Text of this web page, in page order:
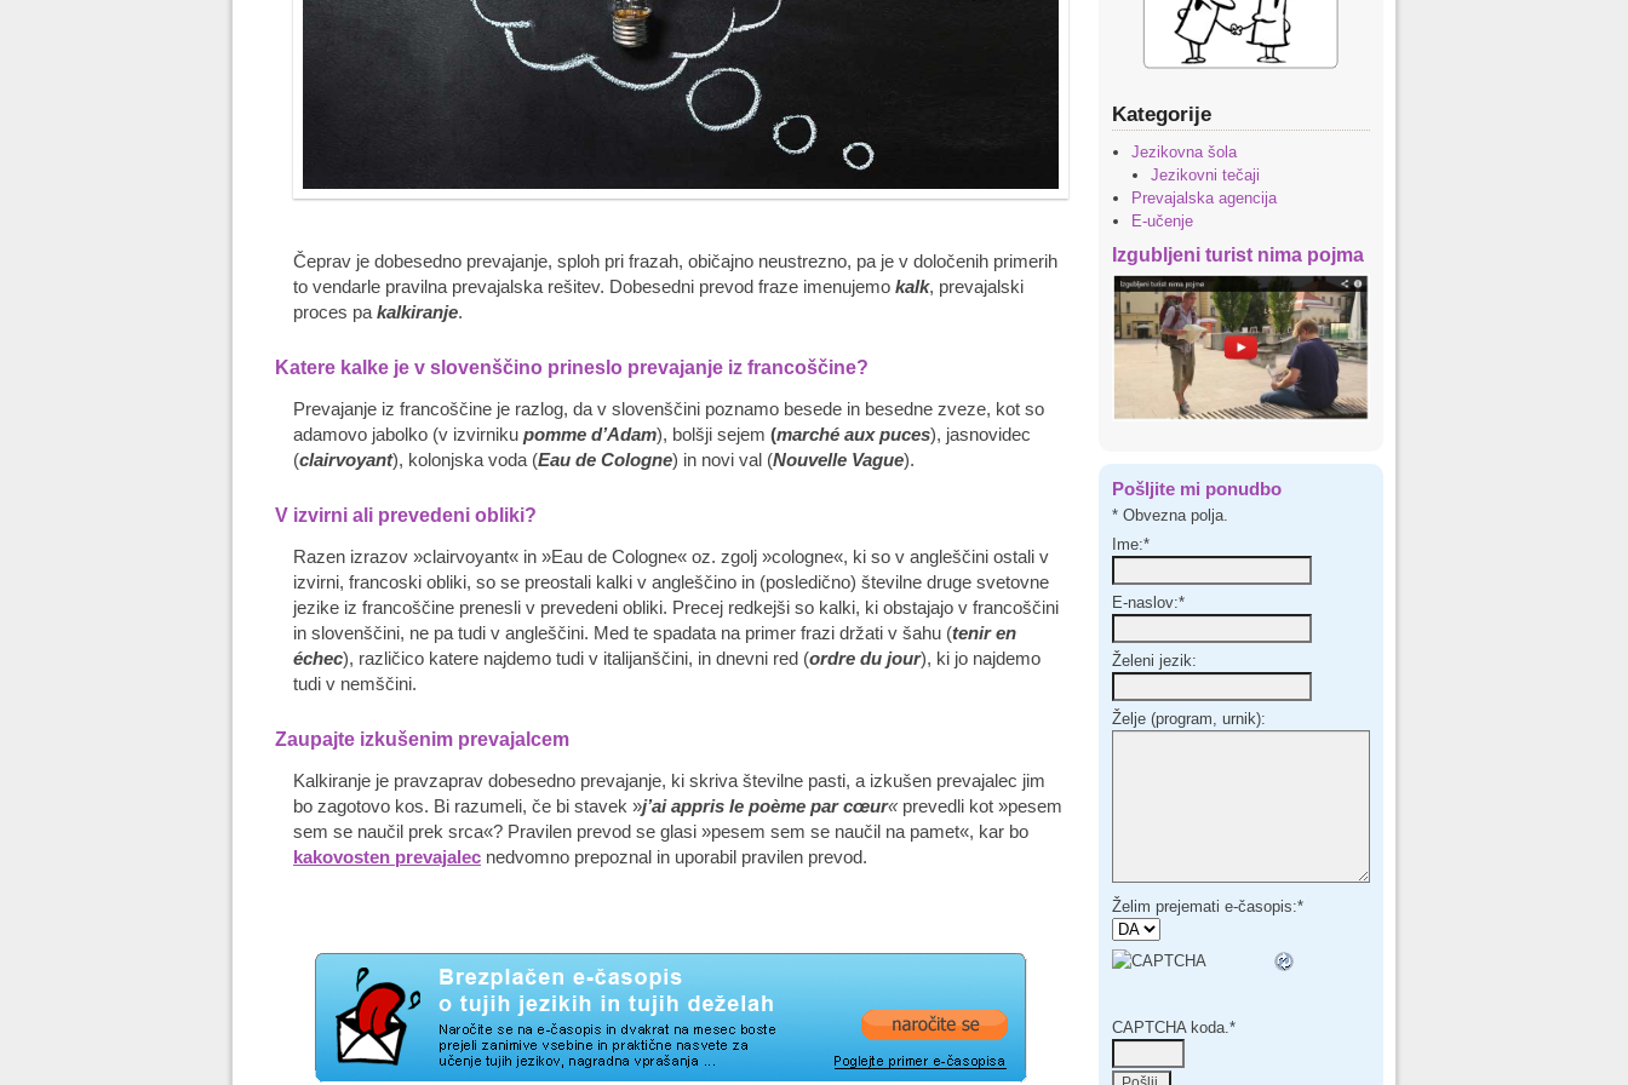
Čeprav je dobesedno prevajanje, sploh pri frazah, običajno neustrezno, pa je v določenih primerih
to vendarle pravilna prevajalska rešitev. Dobesedni prevod fraze imenujemo kalk, prevajalski
proces pakalkiranje.
Katere kalke je v slovenščino prineslo prevajanje iz francoščine?
Prevajanje iz francoščine je razlog, da v slovenščini poznamo besede in besedne zveze, kot so
adamovo jabolko (v izvirniku pomme d’Adam), bolšji sejem (marché aux puces), jasnovidec
(clairvoyant), kolonjska voda (Eau de Cologne) in novi val (Nouvelle Vague).
V izvirni ali prevedeni obliki?
Razen izrazov »clairvoyant« in »Eau de Cologne« oz. zgolj »cologne«, ki so v angleščini ostali v
izvirni, francoski obliki, so se preostali kalki v angleščino in (posledično) številne druge svetovne
jezike iz francoščine prenesli v prevedeni obliki. Precej redkejši so kalki, ki obstajajo v francoščini
in slovenščini, ne pa tudi v angleščini. Med te spadata na primer frazi držati v šahu (tenir en
échec), različico katere najdemo tudi v italijanščini, in dnevni red (ordre du jour), ki jo najdemo
tudi v nemščini.
Zaupajte izkušenim prevajalcem
Kalkiranje je pravzaprav dobesedno prevajanje, ki skriva številne pasti, a izkušen prevajalec jim
bo zagotovo kos. Bi razumeli, če bi stavek »j’ai appris le poème par cœur« prevedli kot »pesem
sem se naučil prek srca«? Pravilen prevod se glasi »pesem sem se naučil na pamet«, kar bo
kakovosten prevajalec nedvomno prepoznal in uporabil pravilen prevod.
Kategorije
Jezikovna šola
Jezikovni tečaji
Prevajalska agencija
E-učenje
Izgubljeni turist nima pojma
Pošljite mi ponudbo
* Obvezna polja.
Ime:*
E-naslov:*
Želeni jezik:
Želje (program, urnik):
Želim prejemati e-časopis:*
CAPTCHA koda.*